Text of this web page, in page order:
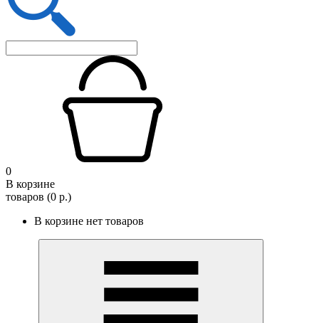
0
В корзине
товаров (0 р.)
В корзине нет товаров